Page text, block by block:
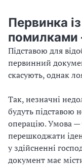
Первинка
помилками
Підставою для
первинний
скасують, однак
Так, незначні
будуть підставою
операцію. Умова
перешкоджати
у здійсненні
документ має